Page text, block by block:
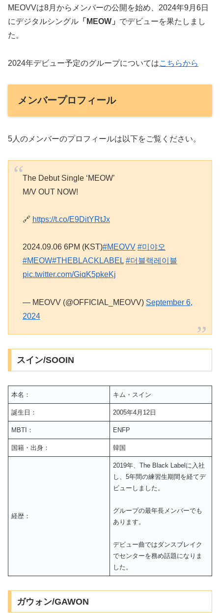
MEOVVは8月からメンバーの公開を始め、2024年9月6日
にデジタルシングル 「MEOW」 でデビューを果たしまし
た。
2024年デビュー予定のグループについてはこちらから
メンバープロフィール
5人のメンバーのプロフィールは以下をご覧ください。
The Debut Single ‘MEOW’
M/V OUT NOW!
🔗 https://t.co/E9DitYRtJx
2024.09.06 6PM (KST)#MEOVV #미야오
#MEOW#THEBLACKLABEL #더블랙레이블
pic.twitter.com/GiqK5pkeKj
— MEOVV (@OFFICIAL_MEOVV) September 6,
2024
スイン/SOOIN
本名： キム・スイン
誕生日： 2005年4月12日
MBTI： ENFP
国籍・出身： 韓国
経歴：
2019年、The Black Labelに入社
し、5年間の練習生期間を経てデ
ビューしました。
グループの最年長メンバーでも
あります。
デビュー曲ではダンスブレイク
でセンターを務め話題になりま
した。
ガウォン/GAWON